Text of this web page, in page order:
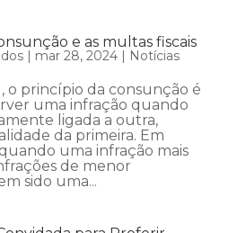
e as multas fiscais
| mar 28, 2024| Notícias
o princípio da consunção é
uma infração quando
ligada a outra,
da primeira. Em
uma infração mais
de menor
sido uma...